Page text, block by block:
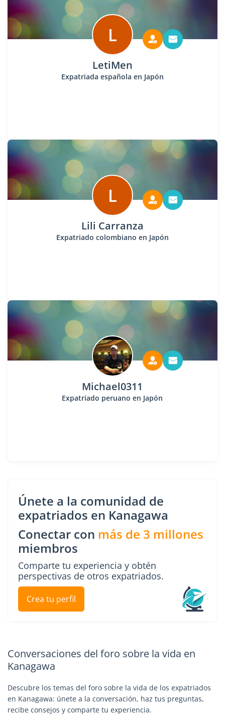
L
LetiMen
Expatriada española en Japón
L
Lili Carranza
Expatriado colombiano en Japón
Michael0311
Expatriado peruano en Japón
Únete a la comunidad de
expatriados en Kanagawa
Conectar con más de 3 millones
miembros
Comparte tu experiencia y obtén
perspectivas de otros expatriados.
Crea tu perfil
Conversaciones del foro sobre la vida en
Kanagawa
Descubre los temas del foro sobre la vida de los expatriados
en Kanagawa: únete a la conversación, haz tus preguntas,
recibe consejos y comparte tu experiencia.